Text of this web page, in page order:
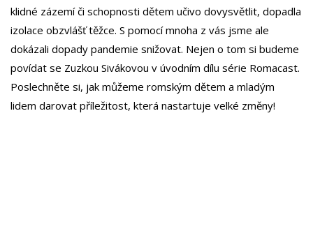
klidné zázemí či schopnosti dětem učivo dovysvětlit, dopadla
izolace obzvlášť těžce. S pomocí mnoha z vás jsme ale
dokázali dopady pandemie snižovat. Nejen o tom si budeme
povídat se Zuzkou Sivákovou v úvodním dílu série Romacast.
Poslechněte si, jak můžeme romským dětem a mladým
lidem darovat příležitost, která nastartuje velké změny!